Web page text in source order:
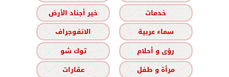
خدمات
خير أجناد الأرض
سماء عربية
الانفوجراف
رؤى و أحلام
توك شو
مرأة و طفل
عقارات